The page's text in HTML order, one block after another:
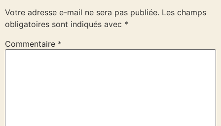
Votre adresse e-mail ne sera pas publiée. Les champs
obligatoires sont indiqués avec *
Commentaire *